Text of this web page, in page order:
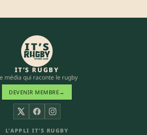
IT’S RUGBY
média qui raconte le rugby
DEVENIR MEMBRE→
X FacebookInstagram
L’APPLI IT’S RUGBY